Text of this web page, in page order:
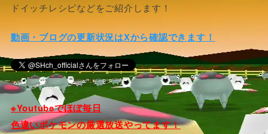
ドイッチレシピなどをご紹介します！
動画・ブログの更新状況はXから確認できます！
※Youtubeでほぼ毎日
色違いポケモンの厳選放送やってます！